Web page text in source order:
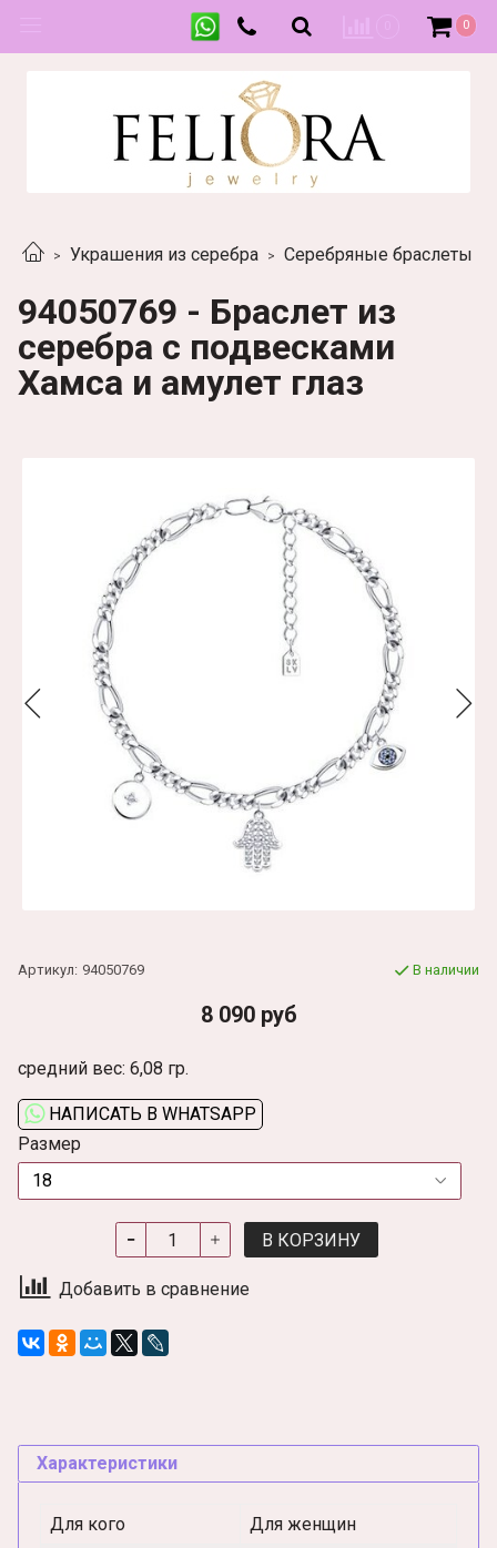
0
Украшения из серебра Серебряные браслеты
94050769 - Браслет из
серебра с подвесками
Хамса и амулет глаз
Артикул: 94050769 В наличии
8 090 руб
средний вес: 6,08 гр.
НАПИСАТЬ В WHATSAPP
Размер
В КОРЗИНУ
Добавить в сравнение
Характеристики
Для кого
Для женщин